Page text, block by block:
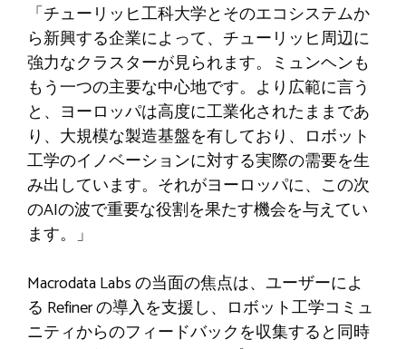
「チューリッヒ工科大学とそのエコシステムか
ら新興する企業によって、チューリッヒ周辺に
強力なクラスターが見られます。ミュンヘンも
もう一つの主要な中心地です。より広範に言う
と、ヨーロッパは高度に工業化されたままであ
り、大規模な製造基盤を有しており、ロボット
工学のイノベーションに対する実際の需要を生
み出しています。それがヨーロッパに、この次
のAIの波で重要な役割を果たす機会を与えてい
ます。」
Macrodata Labs の当面の焦点は、ユーザーによ
る Refiner の導入を支援し、ロボット工学コミュ
ニティからのフィードバックを収集すると同時